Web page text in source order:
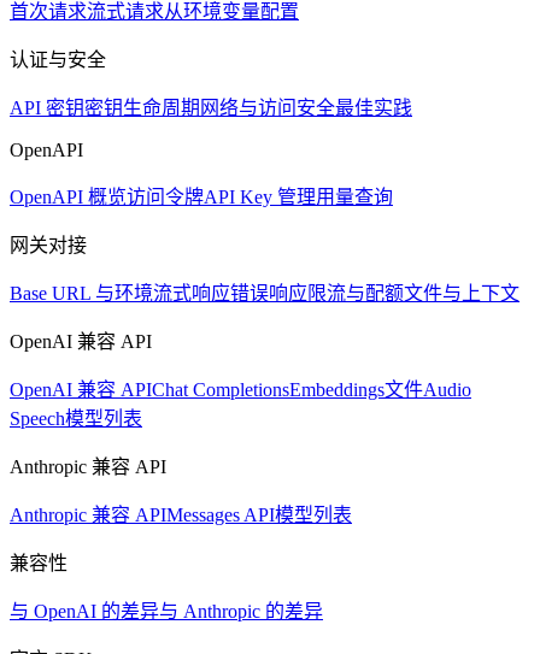
首次请求流式请求从环境变量配置
认证与安全
API 密钥密钥生命周期 网络与访问 安全最佳实践
OpenAPI
OpenAPI 概览访问令牌API Key 管理用量查询
网关对接
Base URL 与环境流式响应错误响应 限流与配额文件与上下文
OpenAI 兼容 API
OpenAI 兼容 APIChat CompletionsEmbeddings文件Audio
Speech模型列表
Anthropic 兼容 API
Anthropic 兼容 APIMessages API模型列表
兼容性
与 OpenAI 的差异与 Anthropic 的差异